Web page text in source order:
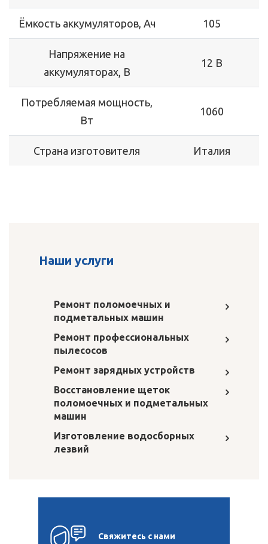
Ёмкость аккумуляторов, Ач 105
Напряжение на
аккумуляторах, В
12 В
Потребляемая мощность,
Вт
1060
Страна изготовителя Италия
Наши услуги
Ремонт поломоечных и
подметальных машин
Ремонт профессиональных
пылесосов
Ремонт зарядных устройств
Восстановление щеток
поломоечных и подметальных
машин
Изготовление водосборных
лезвий
Свяжитесь с нами